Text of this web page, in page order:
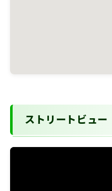
ストリートビュー